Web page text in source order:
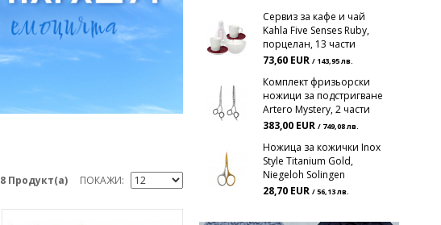
8 Продукт(а) ПОКАЖИ
Сервиз за кафе и чай
Kahla Five Senses Ruby,
порцелан, 13 части
73,60 EUR / 143,95 лв.
Комплект фризьорски
ножици за подстригване
Artero Mystery, 2 части
383,00 EUR / 749,08 лв.
Ножица за кожички Inox
Style Titanium Gold,
Niegeloh Solingen
28,70 EUR / 56,13 лв.